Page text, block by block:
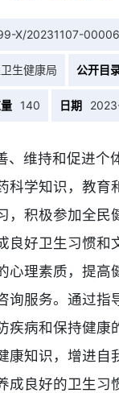
X/20231107-00006
生健康局 公开目
140 日期
、维持和促进个
科学知识，教育
，积极参加全民
良好卫生习惯和
心理素质，提高
询服务。通过指
疾病和保持健康
康知识，增进自
成良好的卫生习